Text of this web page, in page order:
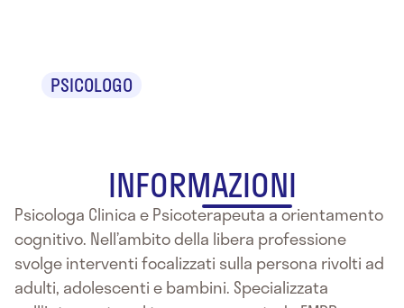
PSICOLOGO
INFORMAZIONI
Psicologa Clinica e Psicoterapeuta a orientamento
cognitivo. Nell’ambito della libera professione
svolge interventi focalizzati sulla persona rivolti ad
adulti, adolescenti e bambini. Specializzata